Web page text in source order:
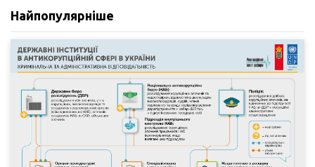
Найпопулярніше